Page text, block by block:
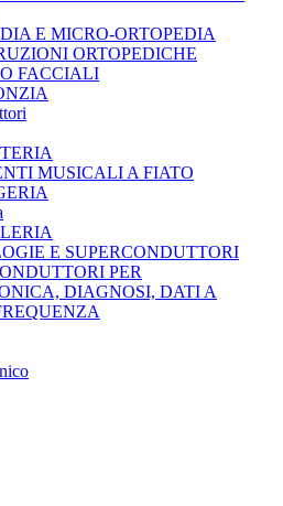
E MICRO-ORTOPEDIA
ORTOPEDICHE
FACCIALI
MUSICALI A FIATO
E SUPERCONDUTTORI
PER
DIAGNOSI, DATI A